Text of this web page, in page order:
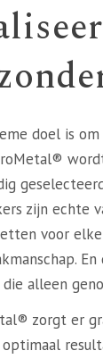
doel is
zijn echte
voor
alleen
zorgt er